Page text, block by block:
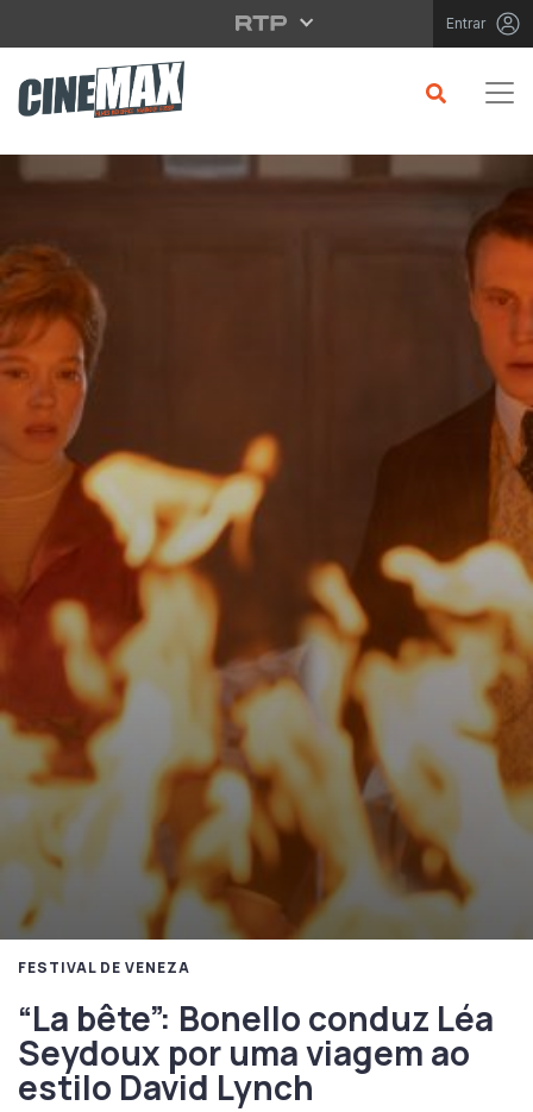
Saltar para o conteúdo principal Entrar
FESTIVAL DE VENEZA
“La bête”: Bonello conduz Léa
Seydoux por uma viagem ao
estilo David Lynch